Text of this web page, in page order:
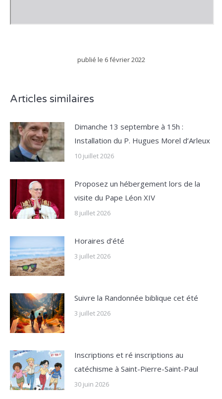
publié le 6 février 2022
Articles similaires
Dimanche 13 septembre à 15h :
Installation du P. Hugues Morel d’Arleux
10 juillet 2026
Proposez un hébergement lors de la
visite du Pape Léon XIV
8 juillet 2026
Horaires d’été
3 juillet 2026
Suivre la Randonnée biblique cet été
3 juillet 2026
Inscriptions et ré inscriptions au
catéchisme à Saint-Pierre-Saint-Paul
30 juin 2026